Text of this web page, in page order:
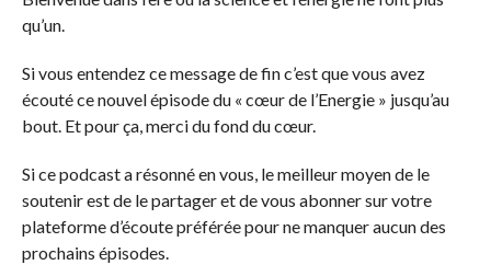
qu’un.
Si vous entendez ce message de fin c’est que vous avez
écouté ce nouvel épisode du « cœur de l’Energie » jusqu’au
bout. Et pour ça, merci du fond du cœur.
Si ce podcast a résonné en vous, le meilleur moyen de le
soutenir est de le partager et de vous abonner sur votre
plateforme d’écoute préférée pour ne manquer aucun des
prochains épisodes.